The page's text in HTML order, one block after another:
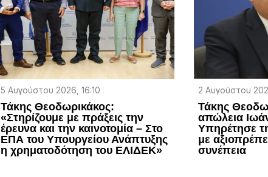
5 Αυγούστου 2026, 16:10
Τάκης Θεοδωρικάκος:
«Στηρίζουμε με πράξεις την
έρευνα και την καινοτομία – Στο
ΕΠΑ του Υπουργείου Ανάπτυξης
η χρηματοδότηση του ΕΛΙΔΕΚ»
2 Αυγούστου
Τάκης
απώλεια
Υπηρέτησε
με
συνέπεια